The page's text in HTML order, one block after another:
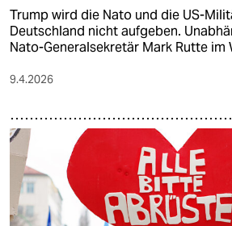
Trump wird die Nato und die US-
Deutschland nicht aufgeben.
Nato-Generalsekretär Mark Rutte im
9.4.2026